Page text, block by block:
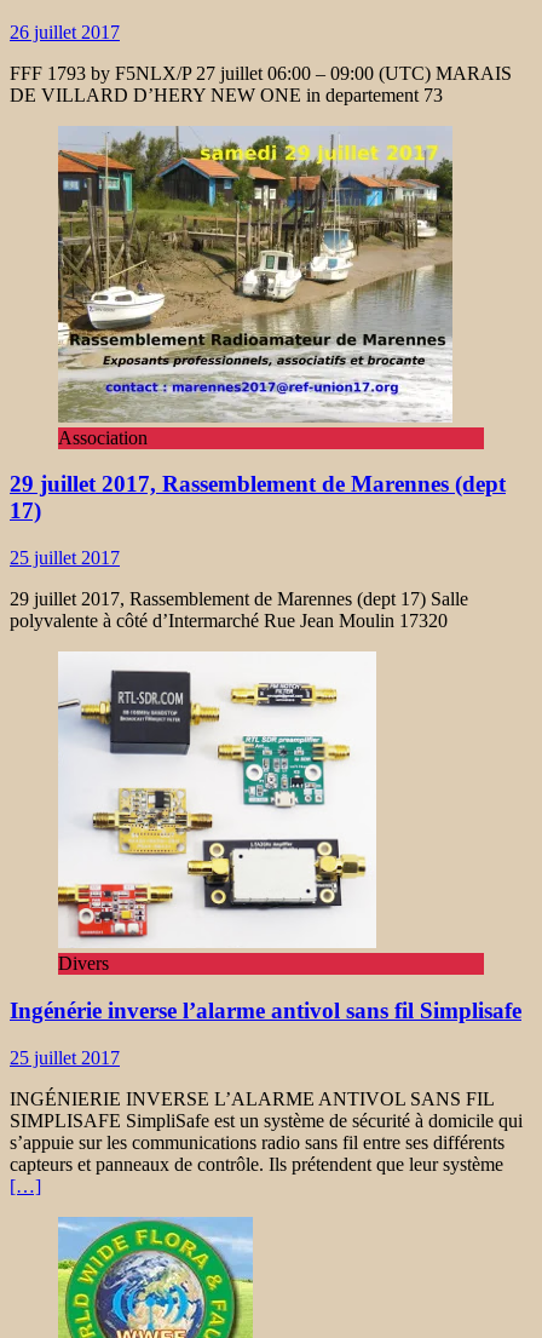
26 juillet 2017
FFF 1793 by F5NLX/P 27 juillet 06:00 – 09:00 (UTC) MARAIS
DE VILLARD D’HERY NEW ONE in departement 73
Association
29 juillet 2017, Rassemblement de Marennes (dept
17)
25 juillet 2017
29 juillet 2017, Rassemblement de Marennes (dept 17) Salle
polyvalente à côté d’Intermarché Rue Jean Moulin 17320
Divers
Ingénérie inverse l’alarme antivol sans fil Simplisafe
25 juillet 2017
INGÉNIERIE INVERSE L’ALARME ANTIVOL SANS FIL
SIMPLISAFE SimpliSafe est un système de sécurité à domicile qui
s’appuie sur les communications radio sans fil entre ses différents
capteurs et panneaux de contrôle. Ils prétendent que leur système
[…]